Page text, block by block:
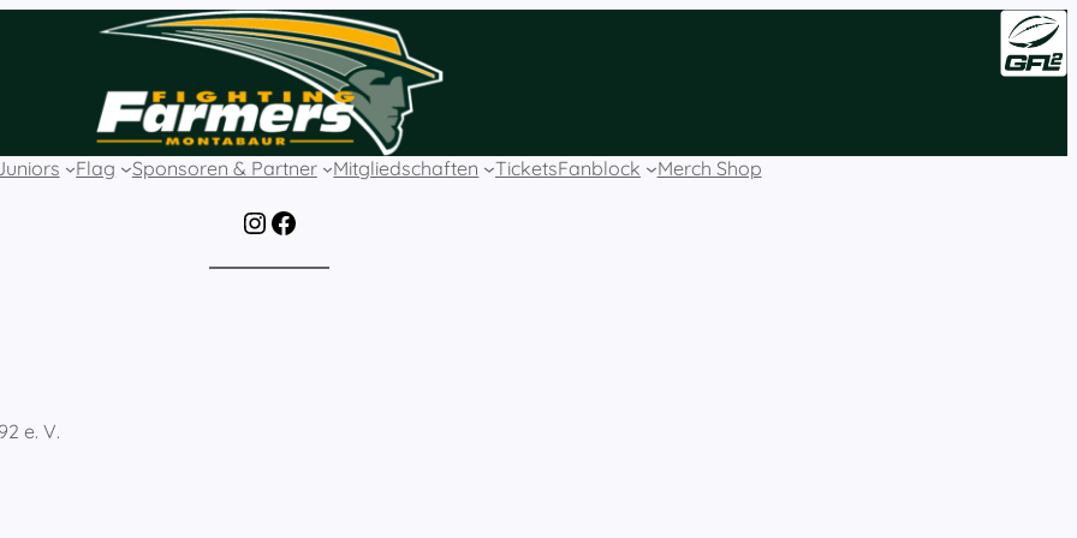
Flag Sponsoren & Partner Mitgliedschaften TicketsFanblock Merch Shop
Instagram
Facebook
e. V.